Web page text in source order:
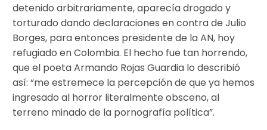
detenido arbitrariamente, aparecía drogado y
torturado dando declaraciones en contra de Julio
Borges, para entonces presidente de la AN, hoy
refugiado en Colombia. El hecho fue tan horrendo,
que el poeta Armando Rojas Guardia lo describió
así: “me estremece la percepción de que ya hemos
ingresado al horror literalmente obsceno, al
terreno minado de la pornografía política”.